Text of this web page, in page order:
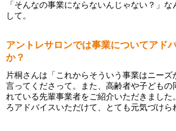
「そんなの事業にならないんじゃない？」な
して。
アントレサロンでは事業についてアド
か？
片桐さんは「これからそういう事業はニーズ
言ってくださって。また、高齢者や子どもの
れている先輩事業者をご紹介いただきました
ろアドバイスいただけて、とても元気づけら